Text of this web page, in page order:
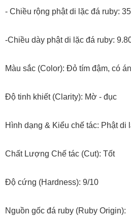
- Chiều rộng phật di lặc đá ruby:
-Chiều dày phật di lặc đá ruby:
Màu sắc (Color): Đỏ tím đậm, có
Độ tinh khiết (Clarity): Mờ - đục
Hình dạng & Kiểu chế tác: Phật di
Chất Lượng Chế tác (Cut): Tốt
Độ cứng (Hardness): 9/10
Nguồn gốc đá ruby (Ruby Origin):